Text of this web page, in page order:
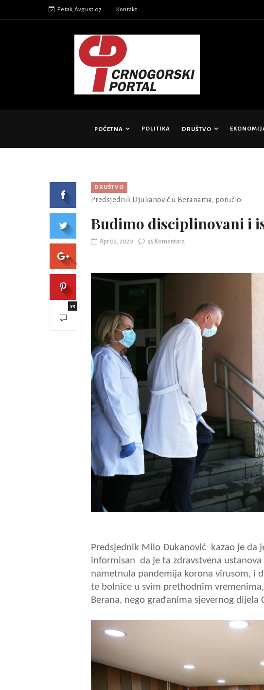
Petak,Avgust 07. Kontakt
POČETNA POLITIKA DRUŠTVO
DRUŠTVO
Predsjednik Djukanović u Beranama, poručio:
Budimo disciplinovani i
Apr 02, 2020 95 Komentara
Predsjednik Milo Đukanović kazao je da
informisan da je ta zdravstvena
nametnula pandemija korona virusom, i
te bolnice u svim prethodnim
Berana, nego građanima sjevernog dijela
95